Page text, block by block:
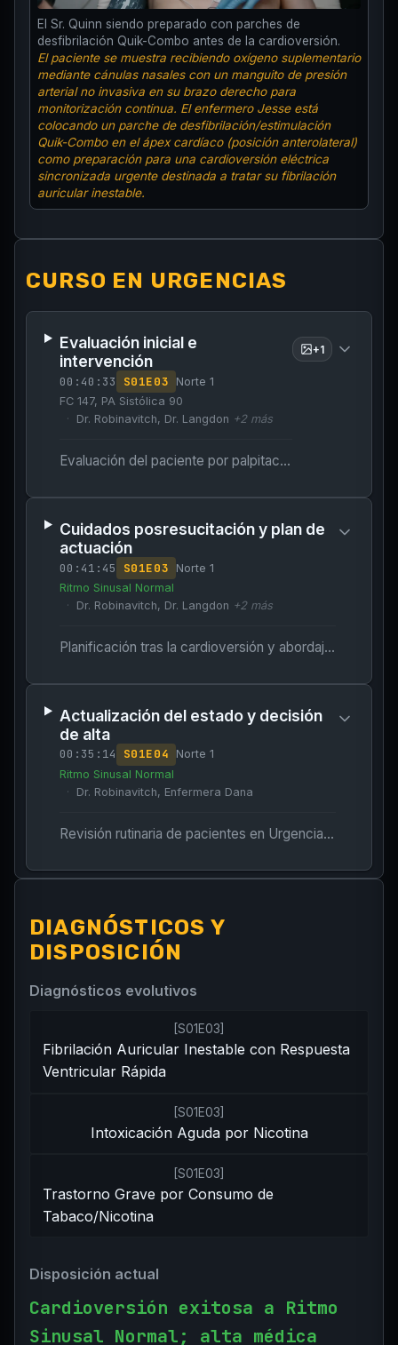
El Sr. Quinn siendo preparado con parches de
desfibrilación Quik-Combo antes de la cardioversión.
El paciente se muestra recibiendo oxígeno suplementario
mediante cánulas nasales con un manguito de presión
arterial no invasiva en su brazo derecho para
monitorización continua. El enfermero Jesse está
colocando un parche de desfibrilación/estimulación
Quik-Combo en el ápex cardíaco (posición anterolateral)
como preparación para una cardioversión eléctrica
sincronizada urgente destinada a tratar su fibrilación
auricular inestable.
CURSO EN URGENCIAS
Evaluación inicial e
intervención
00:40:33 S01E03
Norte 1
FC 147, PA Sistólica 90
Dr. Robinavitch, Dr. Langdon +2 más
Evaluación del paciente por palpitaciones agudas, descubriéndose una fibrilación auricular hipotensiva (inestable).
+1
Cuidados posresucitación y plan de
actuación
00:41:45 S01E03
Norte 1
Ritmo Sinusal Normal
Dr. Robinavitch, Dr. Langdon +2 más
Planificación tras la cardioversión y abordaje del factor desencadenante subyacente (toxicidad por nicotina).
Actualización del estado y decisión
de alta
00:35:14 S01E04
Norte 1
Ritmo Sinusal Normal
Dr. Robinavitch, Enfermera Dana
Revisión rutinaria de pacientes en Urgencias y reevaluación poscardioversión.
DIAGNÓSTICOS Y
DISPOSICIÓN
Diagnósticos evolutivos
S01E03
Fibrilación Auricular Inestable con Respuesta
Ventricular Rápida
S01E03
Intoxicación Aguda por Nicotina
S01E03
Trastorno Grave por Consumo de
Tabaco/Nicotina
Disposición actual
Cardioversión exitosa a Ritmo
Sinusal Normal; alta médica